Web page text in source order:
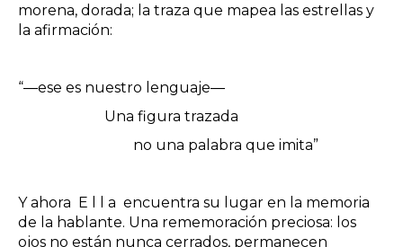
morena, dorada; la traza que mapea las estrellas y
la afirmación:
“―ese es nuestro lenguaje―
Una figura trazada
no una palabra que imita”
Y ahora E l l a encuentra su lugar en la memoria
de la hablante. Una rememoración preciosa: los
ojos no están nunca cerrados, permanecen